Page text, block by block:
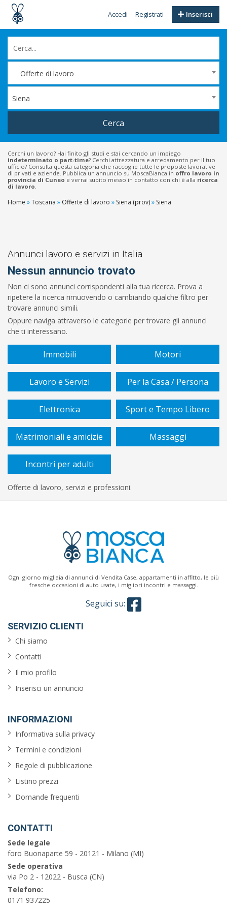
Inserisci
Accedi Registrati
Offerte di lavoro
Siena
Cerca
Cerchi un lavoro? Hai finito gli studi e stai cercando un impiego
indeterminato o part-time? Cerchi attrezzatura e arredamento per il tuo
ufficio? Consulta questa categoria che raccoglie tutte le proposte lavorative
di privati e aziende. Pubblica un annuncio su MoscaBianca in offro lavoro in
provincia di Cuneo e verrai subito messo in contatto con chi è alla ricerca
di lavoro.
A
€
un/una
Settore
Tipo
di
contratto
Home »Toscana » Offerte di lavoro » Siena (prov)» Siena
Annunci lavoro e servizi in Italia
Nessun annuncio trovato
Non ci sono annunci corrispondenti alla tua ricerca. Prova a
ripetere la ricerca rimuovendo o cambiando qualche filtro per
trovare annunci simili.
Oppure naviga attraverso le categorie per trovare gli annunci
che ti interessano.
Immobili Motori
Lavoro e Servizi Per la Casa / Persona
Elettronica Sport e Tempo Libero
Matrimoniali e amicizie Massaggi
Incontri per adulti
Offerte di lavoro, servizi e professioni.
Ogni giorno migliaia di annunci di Vendita Case, appartamenti in affitto, le più
fresche occasioni di auto usate, i migliori incontri e massaggi.
Seguici su:
SERVIZIO CLIENTI
Chi siamo
Contatti
Il mio profilo
Inserisci un annuncio
INFORMAZIONI
Informativa sulla privacy
Termini e condizioni
Regole di pubblicazione
Listino prezzi
Domande frequenti
CONTATTI
Sede legale
foro Buonaparte 59 - 20121 - Milano (MI)
Sede operativa
via Po 2 - 12022 - Busca (CN)
Telefono:
0171 937225